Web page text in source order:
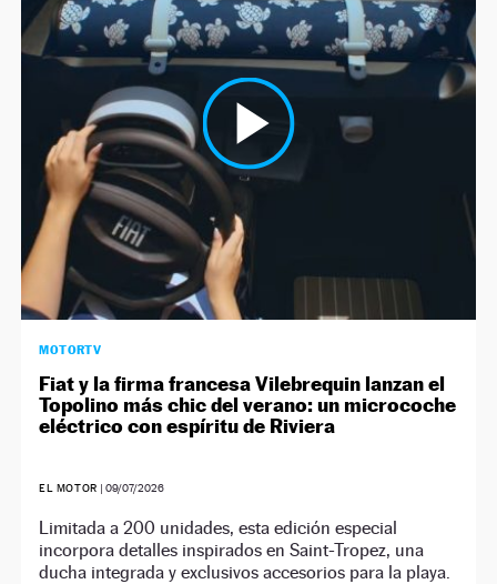
NEWSLETTER
MOTORTV
Fiat y la firma francesa Vilebrequin lanzan el
Topolino más chic del verano: un microcoche
eléctrico con espíritu de Riviera
EL MOTOR |09/07/2026
Limitada a 200 unidades, esta edición especial
incorpora detalles inspirados en Saint-Tropez, una
ducha integrada y exclusivos accesorios para la playa.